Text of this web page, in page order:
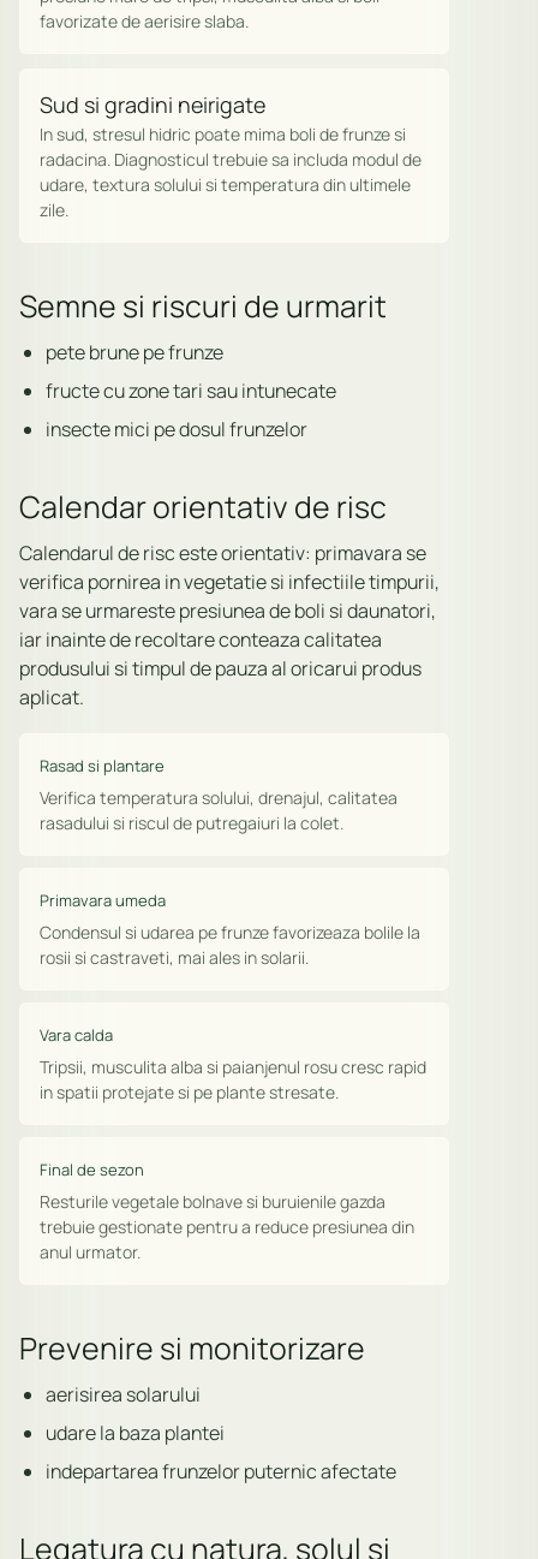
favorizate de aerisire slaba.
Sud si gradini neirigate
In sud, stresul hidric poate mima boli de frunze si
radacina. Diagnosticul trebuie sa includa modul de
udare, textura solului si temperatura din ultimele
zile.
Semne si riscuri de urmarit
pete brune pe frunze
fructe cu zone tari sau intunecate
insecte mici pe dosul frunzelor
Calendar orientativ de risc
Calendarul de risc este orientativ: primavara se
verifica pornirea in vegetatie si infectiile timpurii,
vara se urmareste presiunea de boli si daunatori,
iar inainte de recoltare conteaza calitatea
produsului si timpul de pauza al oricarui produs
aplicat.
Rasad si plantare
Verifica temperatura solului, drenajul, calitatea
rasadului si riscul de putregaiuri la colet.
Primavara umeda
Condensul si udarea pe frunze favorizeaza bolile la
rosii si castraveti, mai ales in solarii.
Vara calda
Tripsii, musculita alba si paianjenul rosu cresc rapid
in spatii protejate si pe plante stresate.
Final de sezon
Resturile vegetale bolnave si buruienile gazda
trebuie gestionate pentru a reduce presiunea din
anul urmator.
Prevenire si monitorizare
aerisirea solarului
udare la baza plantei
indepartarea frunzelor puternic afectate
Legatura cu natura, solul si